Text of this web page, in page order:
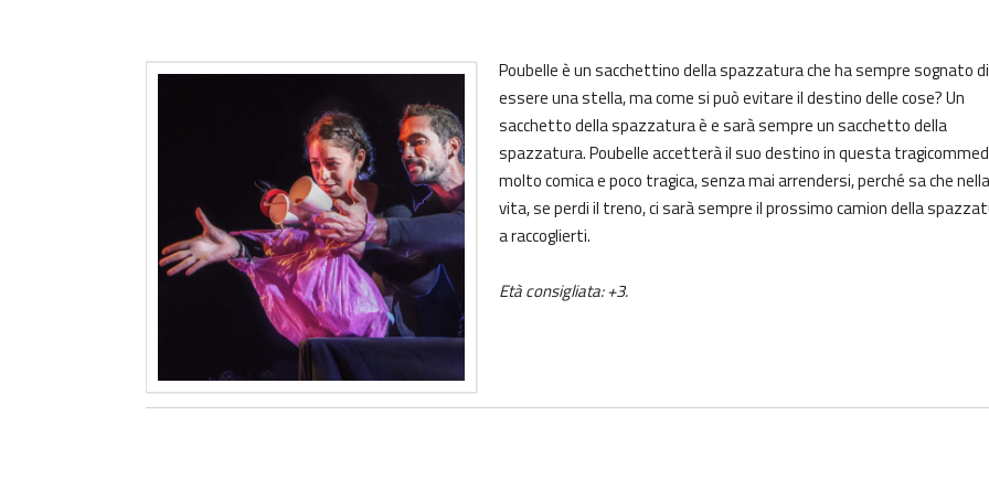
Poubelle è un sacchettino della spazzatura che ha sempre sognato di
essere una stella, ma come si può evitare il destino delle cose? Un
sacchetto della spazzatura è e sarà sempre un sacchetto della
spazzatura. Poubelle accetterà il suo destino in questa
molto comica e poco tragica, senza mai arrendersi, perché sa che nella
vita, se perdi il treno, ci sarà sempre il prossimo camion della
a raccoglierti.
Età consigliata: +3.